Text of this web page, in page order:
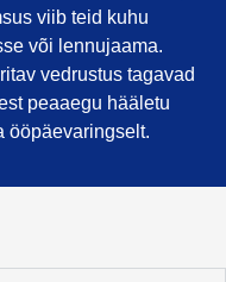
viib teid kuhu
või lennujaama.
vedrustus tagavad
peaaegu hääletu
ööpäevaringselt.